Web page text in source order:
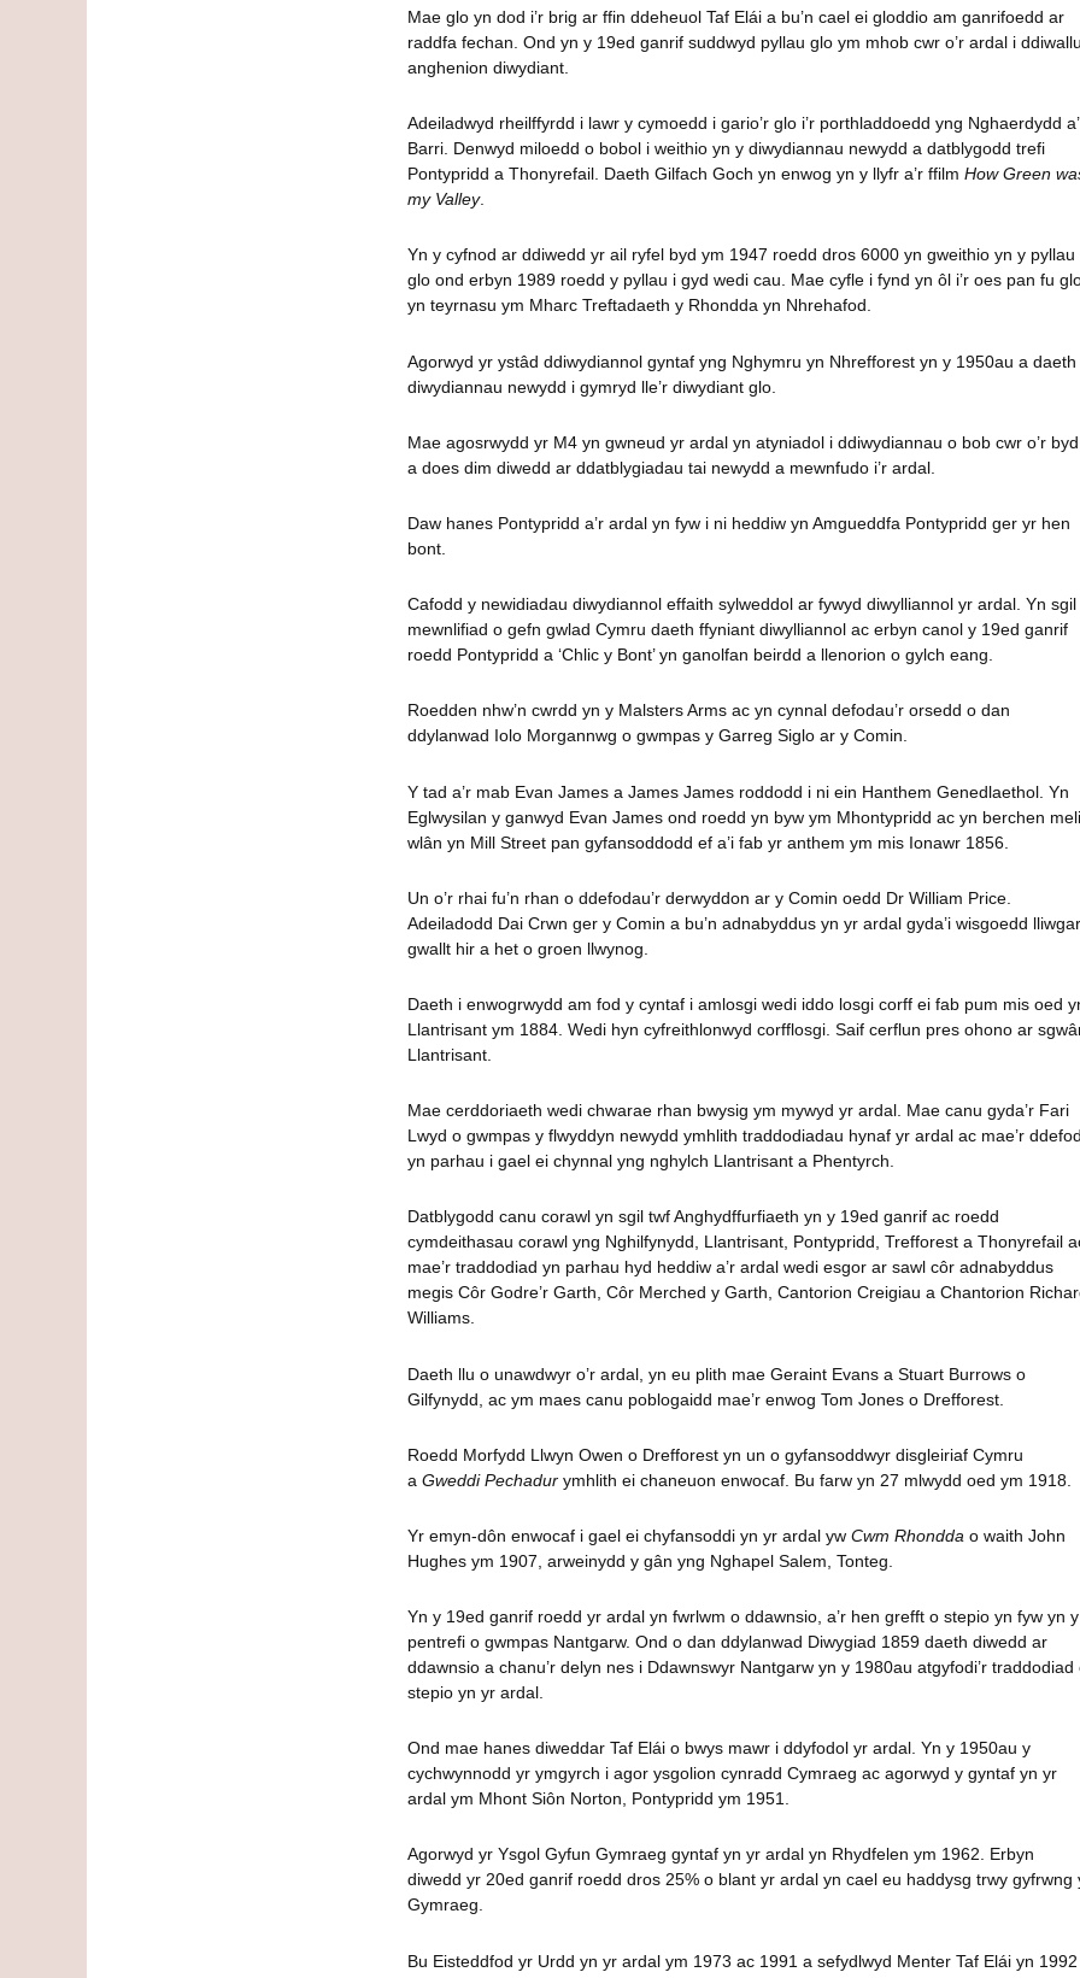
Mae glo yn dod i’r brig ar ffin ddeheuol Taf Elái a bu’n cael ei gloddio am ganrifoedd ar
raddfa fechan. Ond yn y 19ed ganrif suddwyd pyllau glo ym mhob cwr o’r ardal i
anghenion diwydiant.
Adeiladwyd rheilffyrdd i lawr y cymoedd i gario’r glo i’r porthladdoedd yng Nghaerdydd
Barri. Denwyd miloedd o bobol i weithio yn y diwydiannau newydd a datblygodd trefi
Pontypridd a Thonyrefail. Daeth Gilfach Goch yn enwog yn y llyfr a’r ffilmHow Green
my Valley.
Yn y cyfnod ar ddiwedd yr ail ryfel byd ym 1947 roedd dros 6000 yn gweithio yn y pyllau
glo ond erbyn 1989 roedd y pyllau i gyd wedi cau. Mae cyfle i fynd yn ôl i’r oes pan fu
yn teyrnasu ym Mharc Treftadaeth y Rhondda yn Nhrehafod.
Agorwyd yr ystâd ddiwydiannol gyntaf yng Nghymru yn Nhrefforest yn y 1950au a daeth
diwydiannau newydd i gymryd lle’r diwydiant glo.
Mae agosrwydd yr M4 yn gwneud yr ardal yn atyniadol i ddiwydiannau o bob cwr o’r byd
a does dim diwedd ar ddatblygiadau tai newydd a mewnfudo i’r ardal.
Daw hanes Pontypridd a’r ardal yn fyw i ni heddiw yn Amgueddfa Pontypridd ger yr hen
bont.
Cafodd y newidiadau diwydiannol effaith sylweddol ar fywyd diwylliannol yr ardal. Yn sgil
mewnlifiad o gefn gwlad Cymru daeth ffyniant diwylliannol ac erbyn canol y 19ed ganrif
roedd Pontypridd a ‘Chlic y Bont’ yn ganolfan beirdd a llenorion o gylch eang.
Roedden nhw’n cwrdd yn y Malsters Arms ac yn cynnal defodau’r orsedd o dan
ddylanwad Iolo Morgannwg o gwmpas y Garreg Siglo ar y Comin.
Y tad a’r mab Evan James a James James roddodd i ni ein Hanthem Genedlaethol. Yn
Eglwysilan y ganwyd Evan James ond roedd yn byw ym Mhontypridd ac yn berchen
wlân yn Mill Street pan gyfansoddodd ef a’i fab yr anthem ym mis Ionawr 1856.
Un o’r rhai fu’n rhan o ddefodau’r derwyddon ar y Comin oedd Dr William Price.
Adeiladodd Dai Crwn ger y Comin a bu’n adnabyddus yn yr ardal gyda’i wisgoedd
gwallt hir a het o groen llwynog.
Daeth i enwogrwydd am fod y cyntaf i amlosgi wedi iddo losgi corff ei fab pum mis oed
Llantrisant ym 1884. Wedi hyn cyfreithlonwyd corfflosgi. Saif cerflun pres ohono ar
Llantrisant.
Mae cerddoriaeth wedi chwarae rhan bwysig ym mywyd yr ardal. Mae canu gyda’r Fari
Lwyd o gwmpas y flwyddyn newydd ymhlith traddodiadau hynaf yr ardal ac mae’r
yn parhau i gael ei chynnal yng nghylch Llantrisant a Phentyrch.
Datblygodd canu corawl yn sgil twf Anghydffurfiaeth yn y 19ed ganrif ac roedd
cymdeithasau corawl yng Nghilfynydd, Llantrisant, Pontypridd, Trefforest a Thonyrefail
mae’r traddodiad yn parhau hyd heddiw a’r ardal wedi esgor ar sawl côr adnabyddus
megis Côr Godre’r Garth, Côr Merched y Garth, Cantorion Creigiau a Chantorion
Williams.
Daeth llu o unawdwyr o’r ardal, yn eu plith mae Geraint Evans a Stuart Burrows o
Gilfynydd, ac ym maes canu poblogaidd mae’r enwog Tom Jones o Drefforest.
Roedd Morfydd Llwyn Owen o Drefforest yn un o gyfansoddwyr disgleiriaf Cymru
aGweddi Pechadur ymhlith ei chaneuon enwocaf. Bu farw yn 27 mlwydd oed ym 1918.
Yr emyn-dôn enwocaf i gael ei chyfansoddi yn yr ardal ywCwm Rhondda o waith John
Hughes ym 1907, arweinydd y gân yng Nghapel Salem, Tonteg.
Yn y 19ed ganrif roedd yr ardal yn fwrlwm o ddawnsio, a’r hen grefft o stepio yn fyw yn y
pentrefi o gwmpas Nantgarw. Ond o dan ddylanwad Diwygiad 1859 daeth diwedd ar
ddawnsio a chanu’r delyn nes i Ddawnswyr Nantgarw yn y 1980au atgyfodi’r traddodiad
stepio yn yr ardal.
Ond mae hanes diweddar Taf Elái o bwys mawr i ddyfodol yr ardal. Yn y 1950au y
cychwynnodd yr ymgyrch i agor ysgolion cynradd Cymraeg ac agorwyd y gyntaf yn yr
ardal ym Mhont Siôn Norton, Pontypridd ym 1951.
Agorwyd yr Ysgol Gyfun Gymraeg gyntaf yn yr ardal yn Rhydfelen ym 1962. Erbyn
diwedd yr 20ed ganrif roedd dros 25% o blant yr ardal yn cael eu haddysg trwy gyfrwng
Gymraeg.
Bu Eisteddfod yr Urdd yn yr ardal ym 1973 ac 1991 a sefydlwyd Menter Taf Elái yn